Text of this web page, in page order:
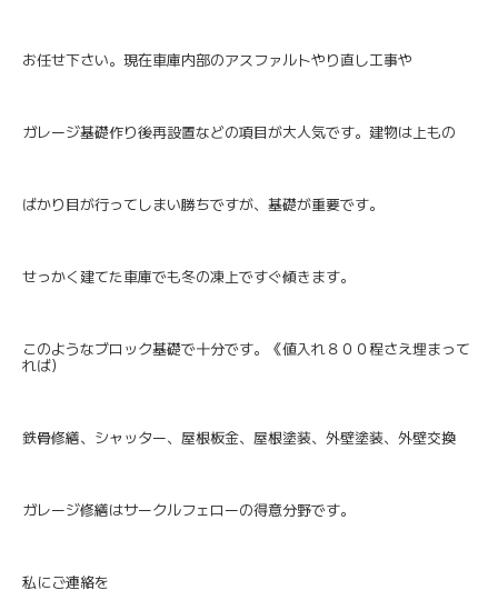
お任せ下さい。現在車庫内部のアスファルトやり直し工事や
ガレージ基礎作り後再設置などの項目が大人気です。建物は上もの
ばかり目が行ってしまい勝ちですが、基礎が重要です。
せっかく建てた車庫でも冬の凍上ですぐ傾きます。
このようなブロック基礎で十分です。《値入れ８００程さえ埋まって
れば）
鉄骨修繕、シャッター、屋根板金、屋根塗装、外壁塗装、外壁交換
ガレージ修繕はサークルフェローの得意分野です。
私にご連絡を